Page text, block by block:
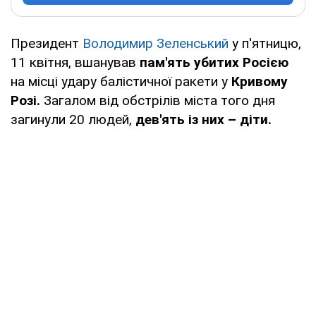
Президент Володимир Зеленський у п'ятницю,
11 квітня, вшанував пам'ять убитих Росією
на місці удару балістичної ракети у Кривому
Розі. Загалом від обстрілів міста того дня
загинули 20 людей, дев'ять із них – діти.